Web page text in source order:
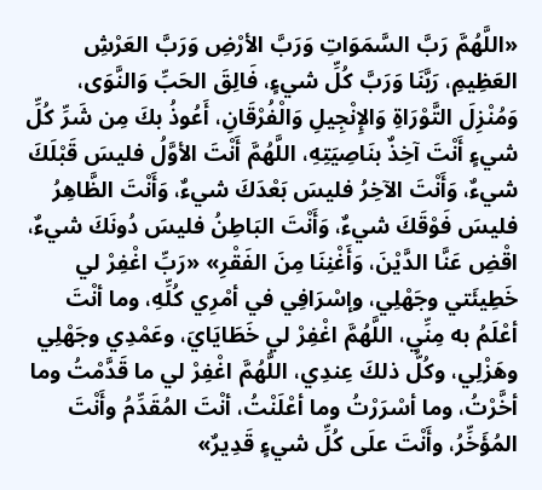
«اللَّهُمَّ رَبَّ السَّمَوَاتِ وَرَبَّ الأرْضِ وَرَبَّ العَرْشِ
العَظِيمِ، رَبَّنَا وَرَبَّ كُلِّ شيءٍ، فَالِقَ الحَبِّ وَالنَّوَى،
وَمُنْزِلَ التَّوْرَاةِ وَالإِنْجِيلِ وَالْفُرْقَانِ، أَعُوذُ بكَ مِن شَرِّ كُلِّ
شيءٍ أَنْتَ آخِذٌ بنَاصِيَتِهِ، اللَّهُمَّ أَنْتَ الأوَّلُ فليسَ قَبْلَكَ
شيءٌ، وَأَنْتَ الآخِرُ فليسَ بَعْدَكَ شيءٌ، وَأَنْتَ الظَّاهِرُ
فليسَ فَوْقَكَ شيءٌ، وَأَنْتَ البَاطِنُ فليسَ دُونَكَ شيءٌ،
اقْضِ عَنَّا الدَّيْنَ، وَأَغْنِنَا مِنَ الفَقْرِ» «رَبِّ اغْفِرْ لي
خَطِيئَتي وجَهْلِي، وإسْرَافِي في أمْرِي كُلِّهِ، وما أنْتَ
أعْلَمُ به مِنِّي، اللَّهُمَّ اغْفِرْ لي خَطَايَايَ، وعَمْدِي وجَهْلِي
وهَزْلِي، وكُلُّ ذلكَ عِندِي، اللَّهُمَّ اغْفِرْ لي ما قَدَّمْتُ وما
أخَّرْتُ، وما أسْرَرْتُ وما أعْلَنْتُ، أنْتَ المُقَدِّمُ وأَنْتَ
المُؤَخِّرُ، وأَنْتَ علَى كُلِّ شيءٍ قَدِيرٌ»